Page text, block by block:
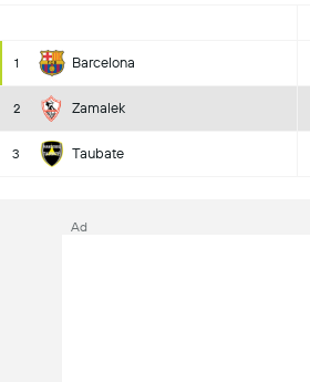
1 Barcelona
2 Zamalek
3 Taubate
Ad